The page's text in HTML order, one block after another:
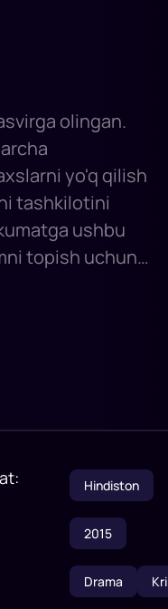
olingan.
yo'q qilish
tashkilotini
ushbu
topish uchun
: Hindiston
2015
Drama